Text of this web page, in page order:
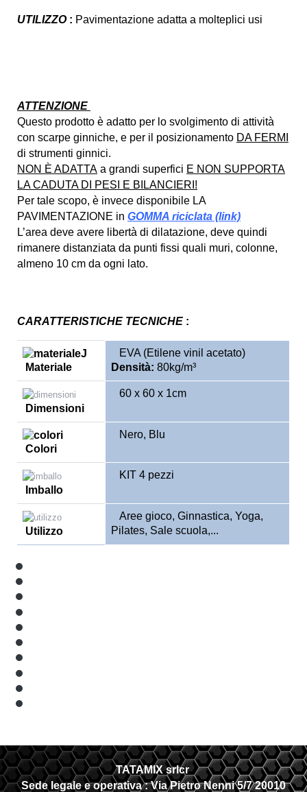
UTILIZZO: Pavimentazione adatta a molteplici usi
ATTENZIONE
Questo prodotto è adatto per lo svolgimento di attività
con scarpe ginniche, e per il posizionamento DA FERMI
di strumenti ginnici.
NON È ADATTA a grandi superfici E NON SUPPORTA
LA CADUTA DI PESI E BILANCIERI!
Per tale scopo, è invece disponibile LA
PAVIMENTAZIONE in GOMMA riciclata (link)
L’area deve avere libertà di dilatazione, deve quindi
rimanere distanziata da punti fissi quali muri, colonne,
almeno 10 cm da ogni lato.
CARATTERISTICHE TECNICHE :
Materiale
EVA (Etilene vinil acetato)
Densità: 80kg/m³
Dimensioni
60 x 60 x 1cm
Colori
Nero, Blu
Imballo
KIT 4 pezzi
Utilizzo
Aree gioco, Ginnastica, Yoga,
Pilates, Sale scuola,...
TATAMIX srlcr
Sede legale e operativa :Via Pietro Nenni 5/7 20010